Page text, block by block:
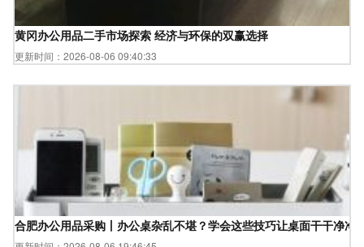
黄冈办公用品二手市场探索 经济与环保的双赢选择
更新时间：2026-08-06 09:40:33
合肥办公用品采购丨办公桌杂乱不堪？学会这些技巧让桌面干干净净